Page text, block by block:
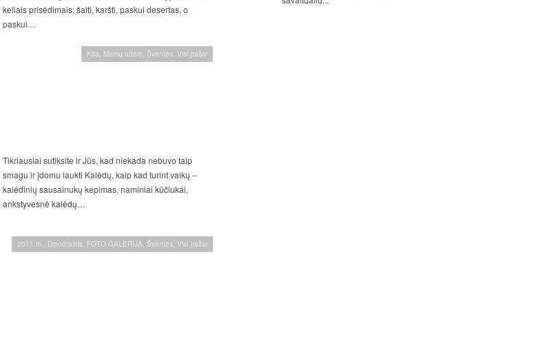
keliais prisėdimais: šalti, karšti, paskui desertas, o
paskui…
Kita, Mamų artelė, Šventės, Visi įrašai
Tikriausiai sutiksite ir Jūs, kad niekada nebuvo taip
smagu ir įdomu laukti Kalėdų, kaip kad turint vaikų –
kalėdinių sausainukų kepimas, naminiai kūčiukai,
ankstyvesnė kalėdų…
2011 m. Dienoraštis FOTO GALERIJA Šventės Visi įrašai